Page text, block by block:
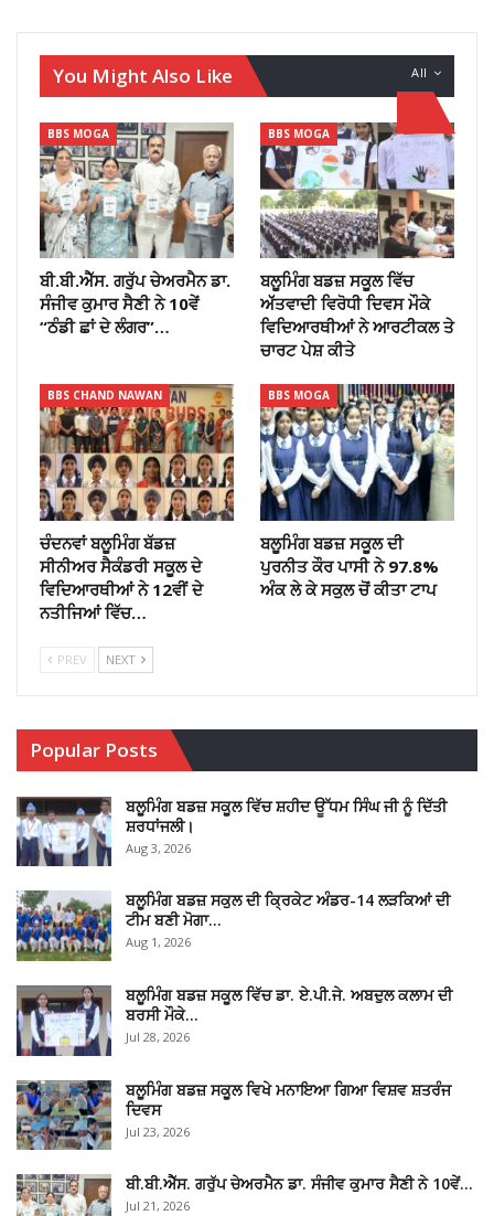
All
You Might Also Like
BBS MOGA
ਬੀ.ਬੀ.ਐੱਸ. ਗਰੁੱਪ ਚੇਅਰਮੈਨ ਡਾ.
ਸੰਜੀਵ ਕੁਮਾਰ ਸੈਣੀ ਨੇ 10ਵੇਂ
“ਠੰਡੀ ਛਾਂ ਦੇ ਲੰਗਰ”…
BBS MOGA
ਬਲੂਮਿੰਗ ਬਡਜ਼ ਸਕੂਲ ਵਿੱਚ
ਅੱੱਤਵਾਦੀ ਵਿਰੋਧੀ ਦਿਵਸ ਮੌਕੇ
ਵਿਦਿਆਰਥੀਆਂ ਨੇ ਆਰਟੀਕਲ ਤੇ
ਚਾਰਟ ਪੇਸ਼ ਕੀਤੇ
BBS CHAND NAWAN
ਚੰਦਨਵਾਂ ਬਲੂਮਿੰਗ ਬੱਡਜ਼
ਸੀਨੀਅਰ ਸੈਕੰਡਰੀ ਸਕੂਲ ਦੇ
ਵਿਦਿਆਰਥੀਆਂ ਨੇ 12ਵੀਂ ਦੇ
ਨਤੀਜਿਆਂ ਵਿੱਚ…
BBS MOGA
ਬਲੂਮਿੰਗ ਬਡਜ਼ ਸਕੂਲ ਦੀ
ਪੁਰਨੀਤ ਕੌਰ ਪਾਸੀ ਨੇ 97.8%
ਅੰਕ ਲੇ ਕੇ ਸਕੁਲ ਚੋਂ ਕੀਤਾ ਟਾਪ
PREV NEXT
Popular Posts
ਬਲੂਮਿੰਗ ਬਡਜ਼ ਸਕੂਲ ਵਿੱਚ ਸ਼ਹੀਦ ਊੱਧਮ ਸਿੰਘ ਜੀ ਨੂੰ ਦਿੱਤੀ
ਸ਼ਰਧਾਂਜਲੀ।
Aug 3, 2026
ਬਲੂਮਿੰਗ ਬਡਜ਼ ਸਕੁਲ ਦੀ ਕ੍ਰਿਕੇਟ ਅੰਡਰ-14 ਲੜਕਿਆਂ ਦੀ
ਟੀਮ ਬਣੀ ਮੋਗਾ…
Aug 1, 2026
ਬਲੂਮਿੰਗ ਬਡਜ਼ ਸਕੂਲ ਵਿੱਚ ਡਾ. ਏ.ਪੀ.ਜੇ. ਅਬਦੁਲ ਕਲਾਮ ਦੀ
ਬਰਸੀ ਮੌਕੇ…
Jul 28, 2026
ਬਲੂਮਿੰਗ ਬਡਜ਼ ਸਕੂਲ ਵਿਖੇ ਮਨਾਇਆ ਗਿਆ ਵਿਸ਼ਵ ਸ਼ਤਰੰਜ
ਦਿਵਸ
Jul 23, 2026
ਬੀ.ਬੀ.ਐੱਸ. ਗਰੁੱਪ ਚੇਅਰਮੈਨ ਡਾ. ਸੰਜੀਵ ਕੁਮਾਰ ਸੈਣੀ ਨੇ 10ਵੇਂ…
Jul 21, 2026